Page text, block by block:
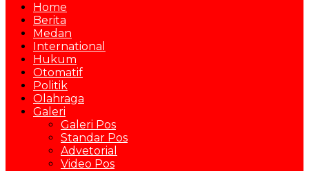
Home
Berita
Medan
International
Hukum
Otomatif
Politik
Olahraga
Galeri
Galeri Pos
Standar Pos
Advetorial
Video Pos